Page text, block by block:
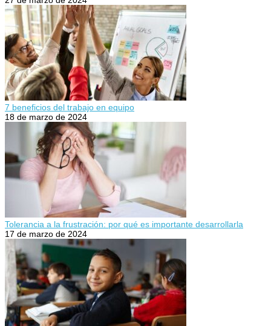
7 beneficios del trabajo en equipo
18 de marzo de 2024
Tolerancia a la frustración: por qué es importante desarrollarla
17 de marzo de 2024